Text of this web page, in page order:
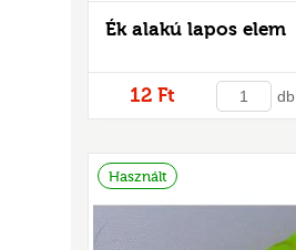
Ék alakú lapos elem
12 Ft db
Használt